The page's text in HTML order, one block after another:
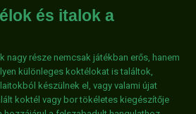
és italok a
része nemcsak játékban erős, hanem
különleges koktélokat is találtok,
készülnek el, vagy valami újat
koktél vagy bor tökéletes kiegészítője